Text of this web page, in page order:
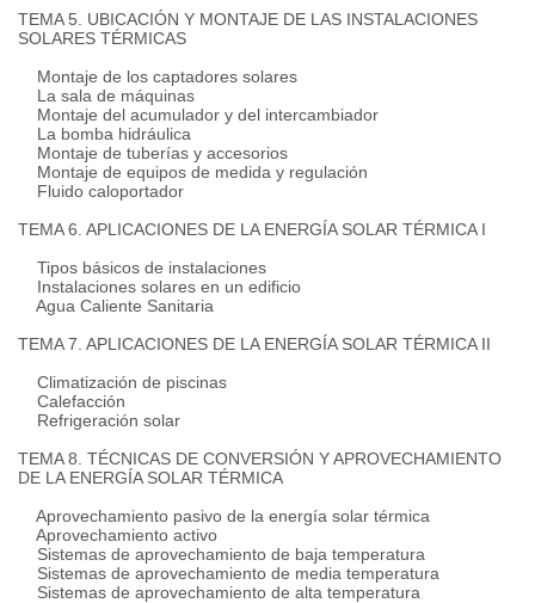
TEMA 5. UBICACIÓN Y MONTAJE DE LAS INSTALACIONES
SOLARES TÉRMICAS
Montaje de los captadores solares
La sala de máquinas
Montaje del acumulador y del intercambiador
La bomba hidráulica
Montaje de tuberías y accesorios
Montaje de equipos de medida y regulación
Fluido caloportador
TEMA 6. APLICACIONES DE LA ENERGÍA SOLAR TÉRMICA I
Tipos básicos de instalaciones
Instalaciones solares en un edificio
Agua Caliente Sanitaria
TEMA 7. APLICACIONES DE LA ENERGÍA SOLAR TÉRMICA II
Climatización de piscinas
Calefacción
Refrigeración solar
TEMA 8. TÉCNICAS DE CONVERSIÓN Y APROVECHAMIENTO
DE LA ENERGÍA SOLAR TÉRMICA
Aprovechamiento pasivo de la energía solar térmica
Aprovechamiento activo
Sistemas de aprovechamiento de baja temperatura
Sistemas de aprovechamiento de media temperatura
Sistemas de aprovechamiento de alta temperatura